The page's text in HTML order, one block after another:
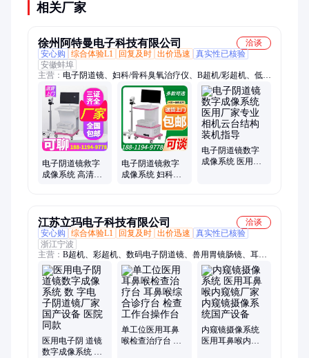
相关厂家
徐州阿特曼电子科技有限公司
洽谈
安心购
综合体验L1 回复及时 出价迅速
真实性已核验
安徽蚌埠
主营： 电子阴道镜、妇科/骨科臭氧治疗仪、B超机/彩超机、低温
等离子消融仪、心电图机、大自血臭氧、微波治疗仪、耳鼻喉检
查治疗台、内窥镜、利普刀、动态心电、动态血压、监护仪、红
光治疗仪、脑电图机、乳腺治疗仪、骨密度分析仪、产后盆底康
复治疗仪、盆腔炎治疗仪、可视喉镜、精子分析仪、空气波压力
治疗仪、前列腺治疗仪、经颅多普勒分析仪、经颅磁刺激仪
电子阴道镜救字
成像系统 高清妇
电子阴道镜救字
成像系统 妇科宫
电子阴道镜数字
成像系统 医用厂
江苏立玛电子科技有限公司
洽谈
安心购
综合体验L1 回复及时 出价迅速
真实性已核验
浙江宁波
主营： B超机、彩超机、数码电子阴道镜、兽用胃镜肠镜、耳鼻
喉诊疗椅、医用彩超机、医用臭氧治疗仪、妇科臭氧治疗仪、耳
鼻喉综合治疗台、耳鼻喉内窥镜、耳鼻喉综合诊疗台、兽用小动
物B超机、动态血压-动态心电、骨密度检测仪、前列腺治疗仪、
精子分析仪、经颅多普勒血流分析仪、乳腺治疗仪、产后盆底肌
康复治疗仪、超短波治疗仪、空气波压力综合治疗仪、可视喉
镜、经颅磁刺激仪、多参数监护仪、电灼光能温热治疗仪
医用电子阴 道镜
数字成像系统 数
单工位医用耳鼻
喉检查治疗台 耳
内窥镜摄像系统
医用耳鼻喉内窥